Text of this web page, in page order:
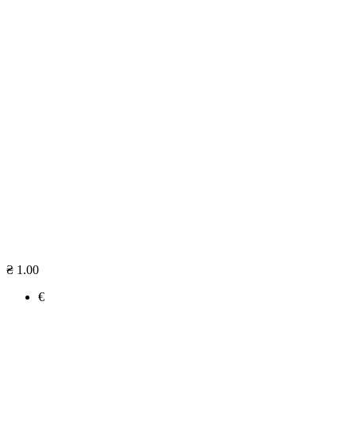
₴ 1.00
€